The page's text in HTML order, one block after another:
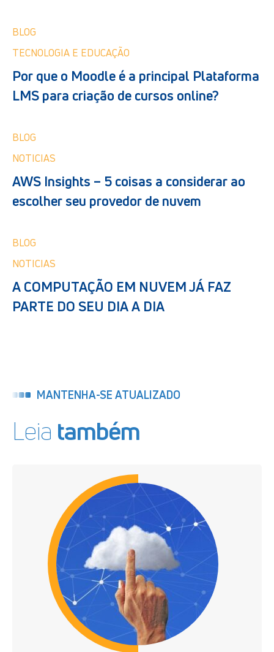
BLOG
TECNOLOGIA E EDUCAÇÃO
Por que o Moodle é a principal Plataforma
LMS para criação de cursos online?
BLOG
NOTICIAS
AWS Insights – 5 coisas a considerar ao
escolher seu provedor de nuvem
BLOG
NOTICIAS
A COMPUTAÇÃO EM NUVEM JÁ FAZ
PARTE DO SEU DIA A DIA
MANTENHA-SE ATUALIZADO
Leia também